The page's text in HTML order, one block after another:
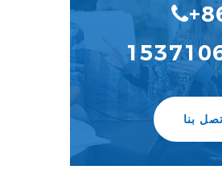
بنا
مدرفلة على البارد